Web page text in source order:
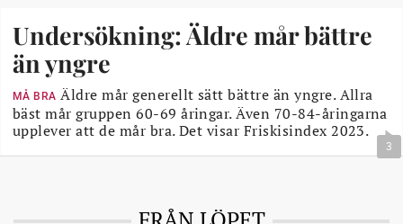
SENASTE
Snart kan telefonförsäljning förbjudas i Sverige
29 JUL
SENASTE
Hyror rusar ifrån äldres bostadstillägg
28 JUL
SENASTE
Skogens skörd
Undersökning: Äldre mår bättre
än yngre
MÅ BRA Äldre mår generellt sätt bättre än yngre. Allra
bäst mår gruppen 60-69 åringar. Även 70-84-åringarna
upplever att de mår bra. Det visar Friskisindex 2023.
3